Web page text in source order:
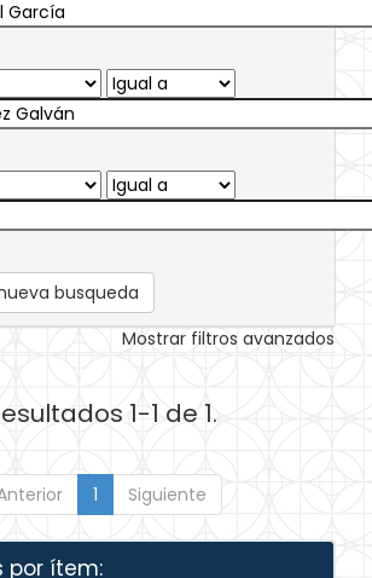
busqueda
Mostrar filtros avanzados
1-1 de 1.
1 Siguiente
por ítem: